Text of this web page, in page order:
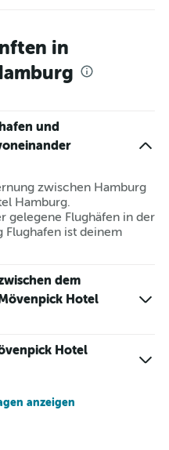
in
und
zwischen Hamburg
Hamburg.
gelegene Flughäfen in der
Flughafen ist deinem
dem
Hotel
Hotel
anzeigen